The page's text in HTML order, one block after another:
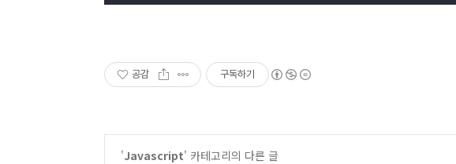
공감 구독하기
'Javascript' 카테고리의 다른 글